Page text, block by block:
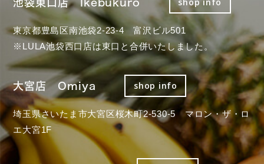
東京都豊島区南池袋2-23-4 富沢ビル501
※LULA池袋西口店は東口と合併いたしました。
大宮店 Omiya shop info
埼玉県さいたま市大宮区桜木町2-530-5 マロン・ザ・ロ
エ大宮1F